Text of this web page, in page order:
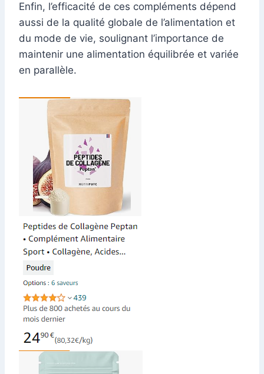
Enfin, l’efficacité de ces compléments dépend
aussi de la qualité globale de l’alimentation et
du mode de vie, soulignant l’importance de
maintenir une alimentation équilibrée et variée
en parallèle.